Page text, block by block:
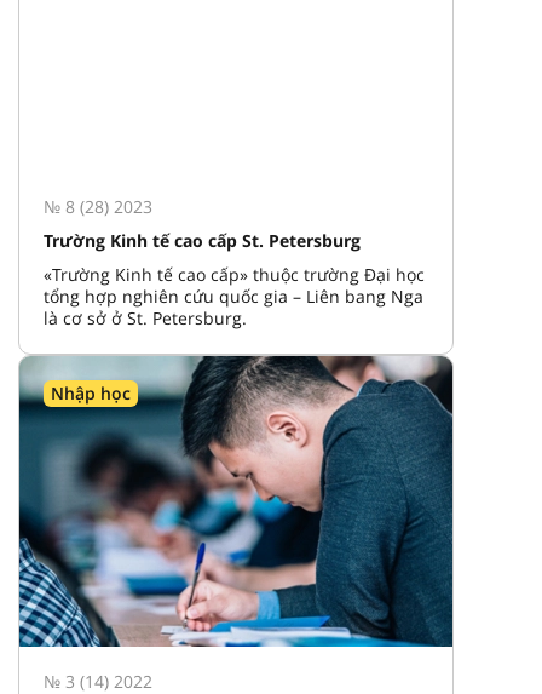
№ 8 (28) 2023
Trường Kinh tế cao cấp St. Petersburg
«Trường Kinh tế cao cấp» thuộc trường Đại học
tổng hợp nghiên cứu quốc gia – Liên bang Nga
là cơ sở ở St. Petersburg.
Nhập học
№ 3 (14) 2022